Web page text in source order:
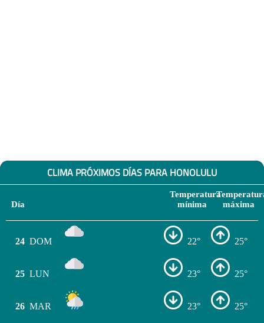
CLIMA PRÓXIMOS DÍAS PARA HONOLULU
Día
Temperatura
mínima
máxima
24 DOM 22° 25°
25 LUN 23° 25°
26 MAR 23° 25°